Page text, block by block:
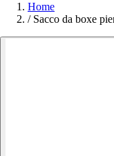
Home
/ Sacco da boxe